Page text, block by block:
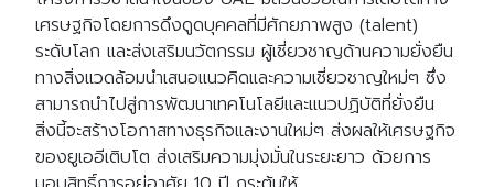
เศรษฐกิจโดยการดึงดูดบุคคลที่มีศักยภาพสูง (talent)
ระดับโลก และส่งเสริมนวัตกรรม ผู้เชี่ยวชาญด้านความยั่งยืน
ทางสิ่งแวดล้อมนำเสนอแนวคิดและความเชี่ยวชาญใหม่ๆ ซึ่ง
สามารถนำไปสู่การพัฒนาเทคโนโลยีและแนวปฏิบัติที่ยั่งยืน
สิ่งนี้จะสร้างโอกาสทางธุรกิจและงานใหม่ๆ ส่งผลให้เศรษฐกิจ
ของยูเออีเติบโต ส่งเสริมความมุ่งมั่นในระยะยาว ด้วยการ